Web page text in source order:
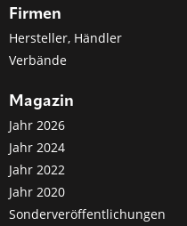
Firmen
Hersteller, Händler
Verbände
Magazin
Jahr 2026
Jahr 2024
Jahr 2022
Jahr 2020
Sonderveröffentlichungen